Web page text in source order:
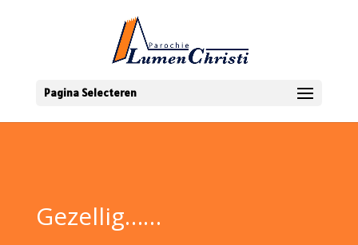
Pagina Selecteren
Gezellig……